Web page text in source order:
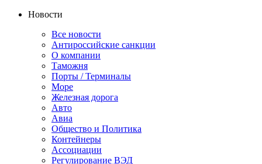
Новости
Все новости
Антироссийские санкции
О компании
Таможня
Порты / Терминалы
Море
Железная дорога
Авто
Авиа
Общество и Политика
Контейнеры
Ассоциации
Регулирование ВЭД